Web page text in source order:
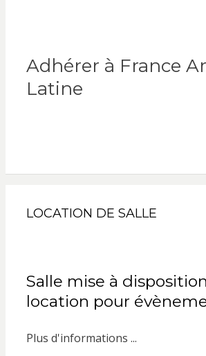
Adhérer à France
Latine
LOCATION DE SALLE
Salle mise à
location pour
Plus d'informations ...